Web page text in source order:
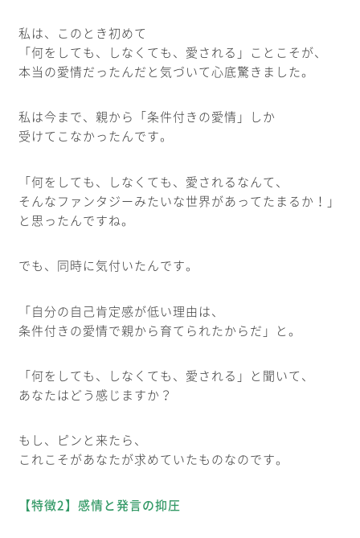
私は、このとき初めて
「何をしても、しなくても、愛される」ことこそが、
本当の愛情だったんだと気づいて心底驚きました。
私は今まで、親から「条件付きの愛情」しか
受けてこなかったんです。
「何をしても、しなくても、愛されるなんて、
そんなファンタジーみたいな世界があってたまるか！」
と思ったんですね。
でも、同時に気付いたんです。
「自分の自己肯定感が低い理由は、
条件付きの愛情で親から育てられたからだ」と。
「何をしても、しなくても、愛される」と聞いて、
あなたはどう感じますか？
もし、ピンと来たら、
これこそがあなたが求めていたものなのです。
【特徴2】感情と発言の抑圧